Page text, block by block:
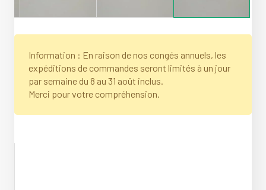
Information : En raison de nos congés annuels, les
expéditions de commandes seront limités à un jour
par semaine du 8 au 31 août inclus.
Merci pour votre compréhension.